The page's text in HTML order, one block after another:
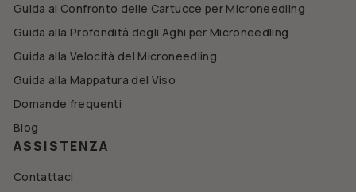
Guida al Confronto delle Cartucce per Microneedling
Guida alla Profondità degli Aghi per Microneedling
Guida alla Velocità del Microneedling
Guida alla Mappatura del Viso
Domande frequenti
Blog
ASSISTENZA
Contattaci